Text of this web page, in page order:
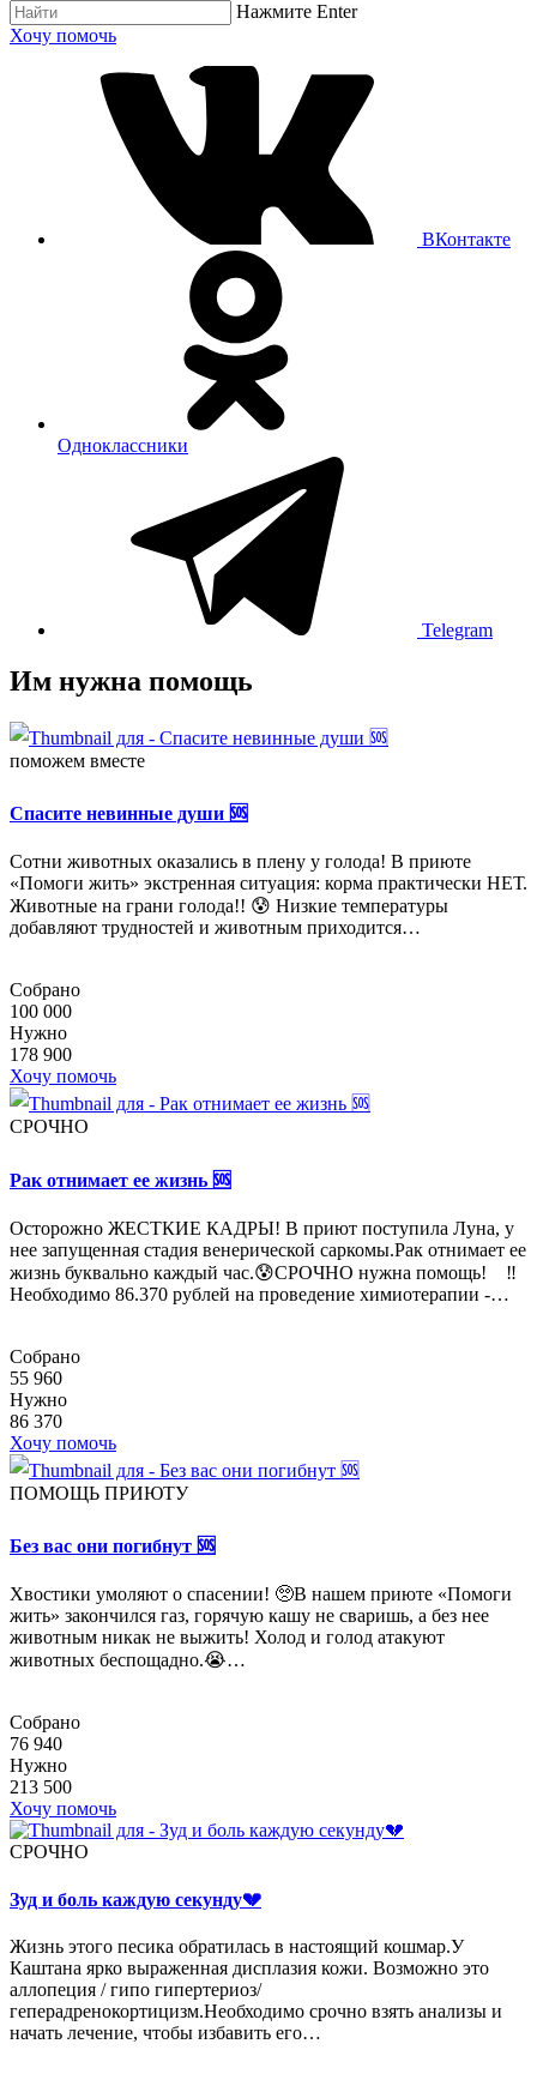
Нажмите Enter
Хочу помочь
ВКонтакте
Одноклассники
Telegram
Им нужна помощь
поможем вместе
Спасите невинные души 🆘
Сотни животных оказались в плену у голода! В приюте
«Помоги жить» экстренная ситуация: корма практически НЕТ.
Животные на грани голода!! 😰 Низкие температуры
добавляют трудностей и животным приходится…
Собрано
100 000
Нужно
178 900
Хочу помочь
СРОЧНО
Рак отнимает ее жизнь 🆘
Осторожно ЖЕСТКИЕ КАДРЫ! В приют поступила Луна, у
нее запущенная стадия венерической саркомы.Рак отнимает ее
жизнь буквально каждый час.😰СРОЧНО нужна помощь! ⠀‼️
Необходимо 86.370 рублей на проведение химиотерапии -…
Собрано
55 960
Нужно
86 370
Хочу помочь
ПОМОЩЬ ПРИЮТУ
Без вас они погибнут 🆘
Хвостики умоляют о спасении! 🥺В нашем приюте «Помоги
жить» закончился газ, горячую кашу не сваришь, а без нее
животным никак не выжить! Холод и голод атакуют
животных беспощадно.😭…
Собрано
76 940
Нужно
213 500
Хочу помочь
СРОЧНО
Зуд и боль каждую секунду💔
Жизнь этого песика обратилась в настоящий кошмар.У
Каштана ярко выраженная дисплазия кожи. Возможно это
аллопеция / гипо гипертериоз/
геперадренокортицизм.Необходимо срочно взять анализы и
начать лечение, чтобы избавить его…